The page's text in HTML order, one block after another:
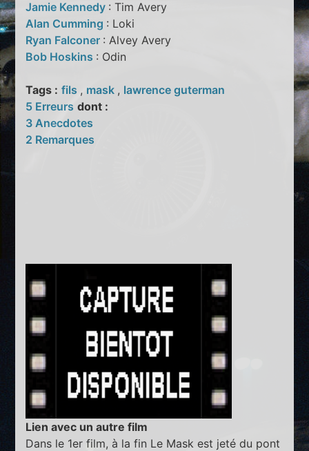
Jamie Kennedy : Tim Avery
Alan Cumming : Loki
Ryan Falconer : Alvey Avery
Bob Hoskins : Odin
Tags : fils , mask , lawrence guterman
5 Erreurs dont :
3 Anecdotes
2 Remarques
Lien avec un autre film
Dans le 1er film, à la fin Le Mask est jeté du pont